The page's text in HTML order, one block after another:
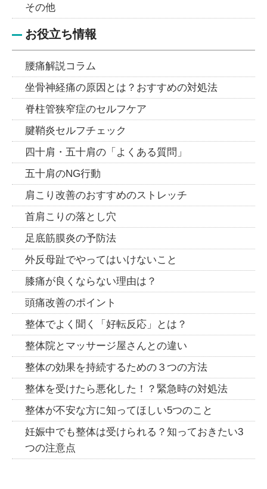
その他
お役立ち情報
腰痛解説コラム
坐骨神経痛の原因とは？おすすめの対処法
脊柱管狭窄症のセルフケア
腱鞘炎セルフチェック
四十肩・五十肩の「よくある質問」
五十肩のNG行動
肩こり改善のおすすめのストレッチ
首肩こりの落とし穴
足底筋膜炎の予防法
外反母趾でやってはいけないこと
膝痛が良くならない理由は？
頭痛改善のポイント
整体でよく聞く「好転反応」とは？
整体院とマッサージ屋さんとの違い
整体の効果を持続するための３つの方法
整体を受けたら悪化した！？緊急時の対処法
整体が不安な方に知ってほしい5つのこと
妊娠中でも整体は受けられる？知っておきたい3
つの注意点